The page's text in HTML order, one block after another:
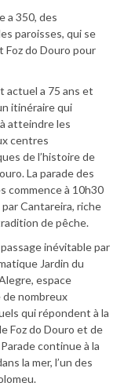
a 350, des
paroisses, qui se
do Douro pour
actuel a 75 ans et
itinéraire qui
atteindre les
centres
de l’histoire de
La parade des
commence à 10h30
Cantareira, riche
de pêche.
inévitable par
Jardin du
espace
de nombreux
qui répondent à la
Foz do Douro et de
continue à la
la mer, l’un des